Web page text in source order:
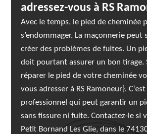
adressez-vous à RS
Avec le temps, le pied de cheminée
s’endommager. La maçonnerie peut
créer des problèmes de fuites. Un
doit pourtant assurer un bon tirage.
réparer le pied de votre cheminée
vous adresser à RS Ramoneur}.
professionnel qui peut garantir un
sans fissure ni fuite. Contactez-le si
Petit Bornand Les Glie, dans le